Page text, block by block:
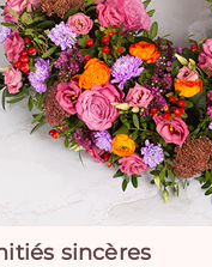
sincères